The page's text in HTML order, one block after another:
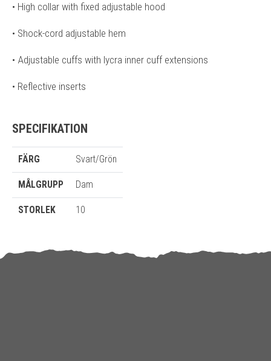
• High collar with fixed adjustable hood
• Shock-cord adjustable hem
• Adjustable cuffs with lycra inner cuff extensions
• Reflective inserts
SPECIFIKATION
FÄRG Svart/Grön
MÅLGRUPP Dam
STORLEK 10